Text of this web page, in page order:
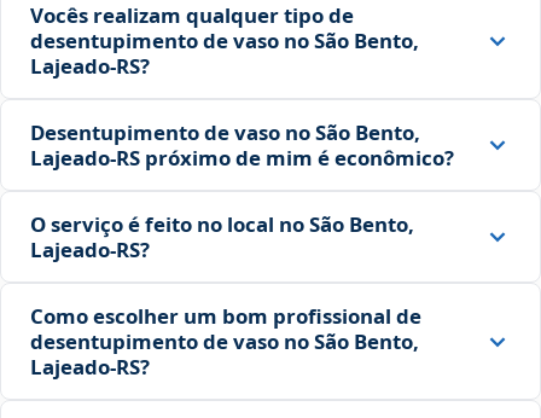
Vocês realizam qualquer tipo de
desentupimento de vaso no São Bento,
Lajeado‑RS?
Desentupimento de vaso no São Bento,
Lajeado‑RS próximo de mim é econômico?
O serviço é feito no local no São Bento,
Lajeado‑RS?
Como escolher um bom profissional de
desentupimento de vaso no São Bento,
Lajeado‑RS?